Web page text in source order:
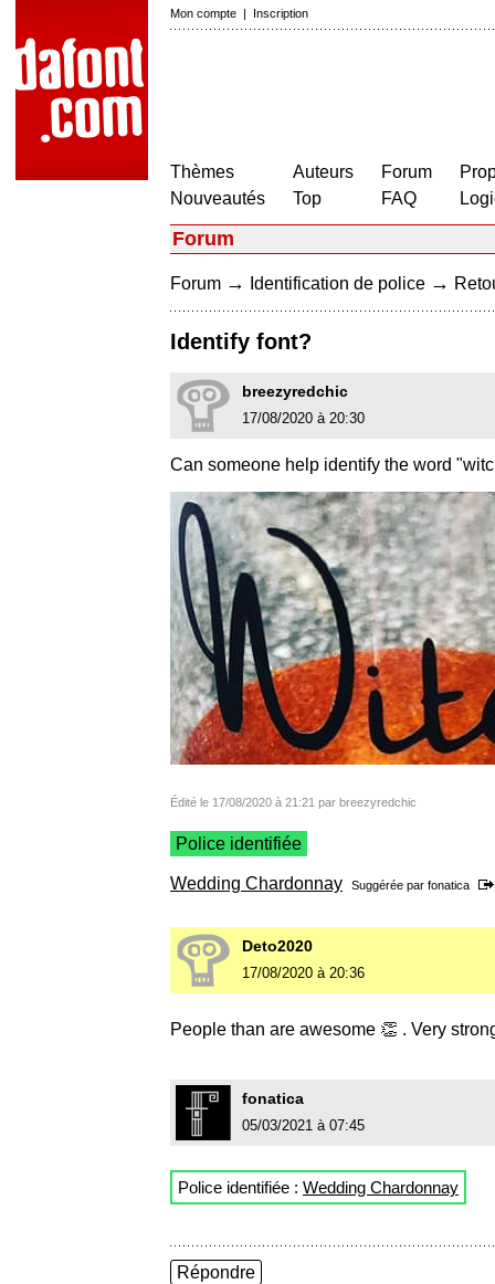
Mon compte | Inscription
Thèmes
Nouveautés
Auteurs
Top
Forum
FAQ
Forum
Forum → Identification de police →
Identify font?
breezyredchic
17/08/2020 à 20:30
Can someone help identify the word
Édité le 17/08/2020 à 21:21 par breezyredchic
Police identifiée
Wedding Chardonnay Suggérée par fonatica
Deto2020
17/08/2020 à 20:36
People than are awesome 👏 . Very
fonatica
05/03/2021 à 07:45
Police identifiée : Wedding Chardonnay
Répondre